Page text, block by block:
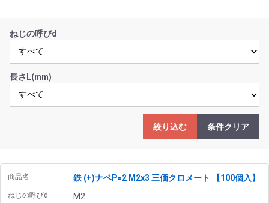
ねじの呼びd
長さL(mm)
絞り込む 条件クリア
商品名 鉄 (+)ナベP=2 M2x3 三価クロメート 【100個入】
ねじの呼びd M2